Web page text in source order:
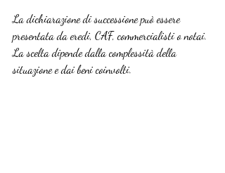
La dichiarazione di successione può essere
presentata da eredi, CAF, commercialisti o notai.
La scelta dipende dalla complessità della
situazione e dai beni coinvolti.